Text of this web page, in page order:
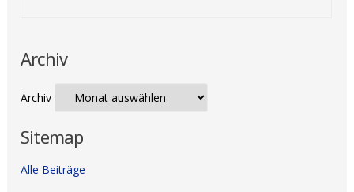
Archiv
Archiv
Sitemap
Alle Beiträge